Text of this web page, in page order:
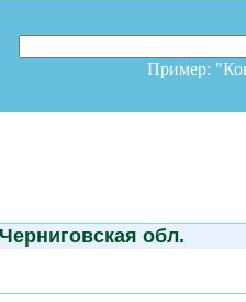
Пример:
Черниговская обл.